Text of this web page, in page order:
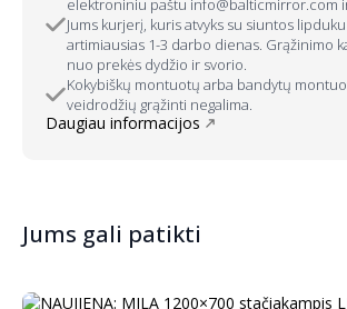
Jums kurjerį, kuris atvyks su siuntos
artimiausias 1-3 darbo dienas. Grąžinimo
nuo prekės dydžio ir svorio.
Kokybiškų montuotų arba bandytų
veidrodžių grąžinti negalima.
Daugiau informacijos
Jums gali patikti